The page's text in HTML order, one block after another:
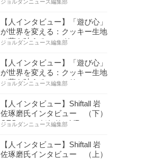
ジョルダンニュース編集部
【人インタビュー】「遊び心」
が世界を変える：クッキー生地
で夢を叶える コロリ…
ジョルダンニュース編集部
【人インタビュー】「遊び心」
が世界を変える：クッキー生地
で夢を叶える コロリ…
ジョルダンニュース編集部
【人インタビュー】Shiftall 岩
佐琢磨氏インタビュー （下）
CESへのこだわり VR…
ジョルダンニュース編集部
【人インタビュー】Shiftall 岩
佐琢磨氏インタビュー （上）